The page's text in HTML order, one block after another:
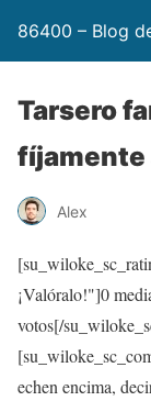
86400 – Blog
Tarsero
fíjamente
Alex
¡Valóralo!"]0
votos[/
echen encima,